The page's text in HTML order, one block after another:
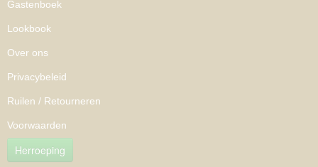
Gastenboek
Lookbook
Over ons
Privacybeleid
Ruilen / Retourneren
Voorwaarden
Herroeping